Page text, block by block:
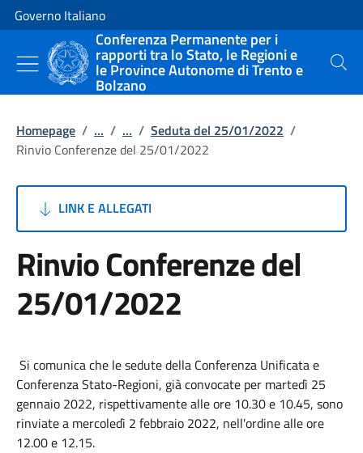
Vai al contenuto
Vai alla navigazione del sito
Governo Italiano
Conferenza Permanente per i
rapporti tra lo Stato, le Regioni e
le Province Autonome di Trento e
Bolzano
Cerca
Homepage / ... / ... / Seduta del 25/01/2022 /
Rinvio Conferenze del 25/01/2022
LINK E ALLEGATI
Rinvio Conferenze del
25/01/2022
Si comunica che le sedute della Conferenza Unificata e
Conferenza Stato-Regioni, già convocate per martedì 25
gennaio 2022, rispettivamente alle ore 10.30 e 10.45, sono
rinviate a mercoledì 2 febbraio 2022, nell'ordine alle ore
12.00 e 12.15.